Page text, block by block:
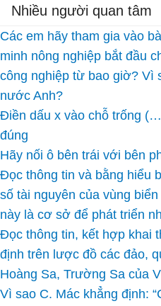
Nhiều người quan tâm
Các em hãy tham gia vào
minh nông nghiệp bắt đầu
công nghiệp từ bao giờ? Vì
nước Anh?
Điền dấu x vào chỗ trống
đúng
Hãy nối ô bên trái với bên
Đọc thông tin và bằng hiểu
số tài nguyên của vùng
này là cơ sở để phát triển
Đọc thông tin, kết hợp khai
định trên lược đồ các đảo,
Hoàng Sa, Trường Sa của
Vì sao C. Mác khẳng định: